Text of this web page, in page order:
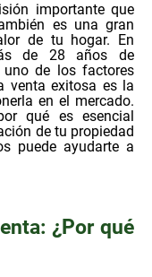
importante que
es una gran
de tu hogar. En
de 28 años de
uno de los factores
venta exitosa es la
en el mercado.
qué es esencial
de tu propiedad
puede ayudarte a
¿Por qué